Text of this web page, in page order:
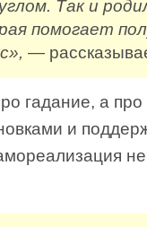
Так и
помогает
—
гадание, а про
и